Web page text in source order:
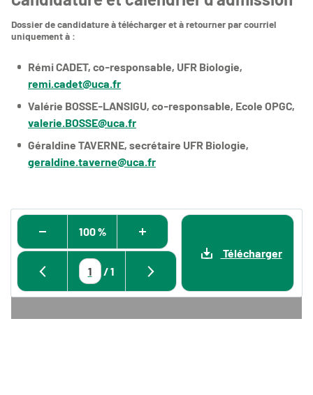
Dossier de candidature à télécharger et à retourner par courriel
uniquement à :
Rémi CADET, co-responsable, UFR Biologie,
remi.cadet@uca.fr
Valérie BOSSE-LANSIGU, co-responsable, Ecole OPGC,
valerie.BOSSE@uca.fr
Géraldine TAVERNE, secrétaire UFR Biologie,
geraldine.taverne@uca.fr
100 %
/1
Télécharger